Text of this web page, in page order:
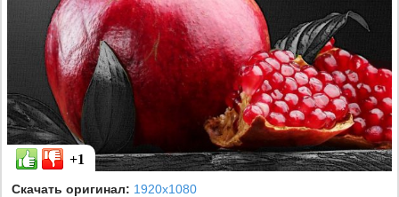
+1
Скачать оригинал: 1920x1080